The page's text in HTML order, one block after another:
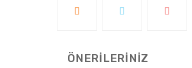
ÖNERİLERİNİZ